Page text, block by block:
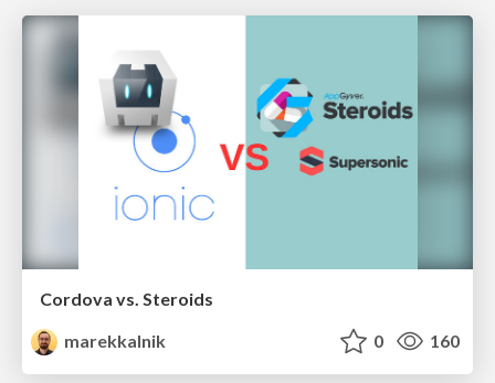
Cordova vs. Steroids
marekkalnik
0 160